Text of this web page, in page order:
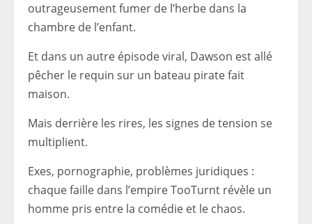
outrageusement fumer de l’herbe dans la
chambre de l’enfant.
Et dans un autre épisode viral, Dawson est allé
pêcher le requin sur un bateau pirate fait
maison.
Mais derrière les rires, les signes de tension se
multiplient.
Exes, pornographie, problèmes juridiques :
chaque faille dans l’empire TooTurnt révèle un
homme pris entre la comédie et le chaos.